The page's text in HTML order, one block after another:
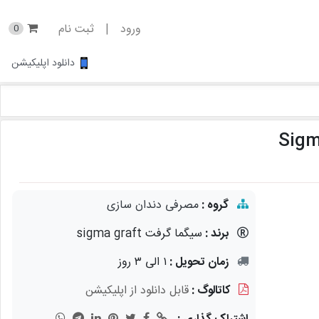
ورود | ثبت نام 0
دانلود اپلیکیشن
گروه :مصرفی دندان سازی
برند : سیگما گرفت sigma graft
زمان تحویل : ۱ الی ۳ روز
کاتالوگ :قابل دانلود از اپلیکیشن